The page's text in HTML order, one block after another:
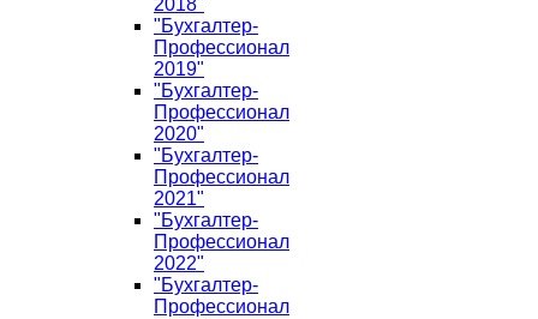
2018"
"Бухгалтер-
Профессионал
2019"
"Бухгалтер-
Профессионал
2020"
"Бухгалтер-
Профессионал
2021"
"Бухгалтер-
Профессионал
2022"
"Бухгалтер-
Профессионал